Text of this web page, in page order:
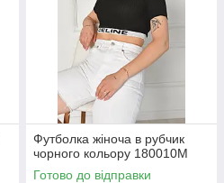
Футболка жіноча в рубчик
чорного кольору 180010M
Готово до відправки